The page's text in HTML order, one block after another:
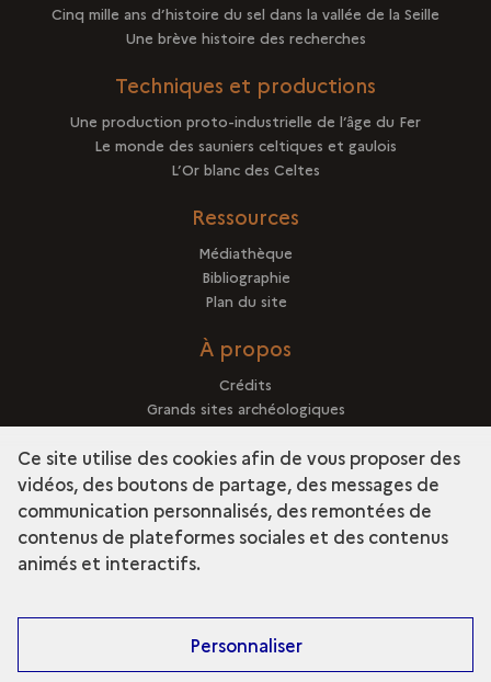
Cinq mille ans d’histoire du sel dans la vallée de la Seille
Une brève histoire des recherches
Techniques et productions
Une production proto-industrielle de l’âge du Fer
Le monde des sauniers celtiques et gaulois
L’Or blanc des Celtes
Ressources
Médiathèque
Bibliographie
Plan du site
À propos
Crédits
Grands sites archéologiques
Mentions légales
Découvrir la collection
Ce site utilise des cookies afin de vous proposer des
vidéos, des boutons de partage, des messages de
communication personnalisés, des remontées de
contenus de plateformes sociales et des contenus
animés et interactifs.
Personnaliser